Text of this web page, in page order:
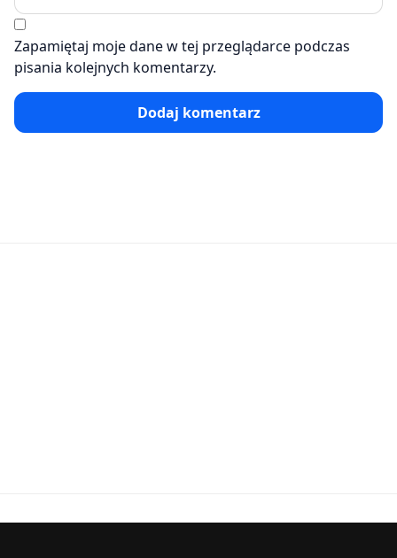
Zapamiętaj moje dane w tej przeglądarce podczas
pisania kolejnych komentarzy.
Dodaj komentarz